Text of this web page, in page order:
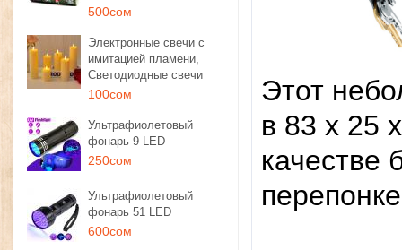
500сом
Электронные свечи с
имитацией пламени,
Светодиодные свечи
100сом
Ультрафиолетовый
фонарь 9 LED
250сом
Ультрафиолетовый
фонарь 51 LED
600сом
Этот
в 83 х 25
качестве